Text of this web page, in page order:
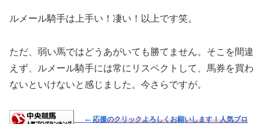
ルメール騎手は上手い！凄い！以上です笑。
ただ、弱い馬ではどうあがいても勝てません。そこを間違
えず、ルメール騎手には常にリスペクトして、馬券を買わ
ないといけないと感じました。今さらですが。
← 応援のクリックよろしくお願いします！人気ブロ